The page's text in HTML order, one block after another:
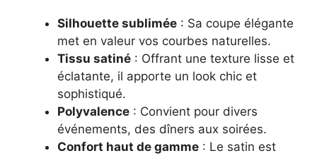
Silhouette sublimée : Sa coupe élégante
met en valeur vos courbes naturelles.
Tissu satiné : Offrant une texture lisse et
éclatante, il apporte un look chic et
sophistiqué.
Polyvalence : Convient pour divers
événements, des dîners aux soirées.
Confort haut de gamme : Le satin est